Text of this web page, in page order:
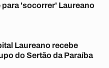
'socorrer' Laureano
Laureano recebe
do Sertão da Paraíba